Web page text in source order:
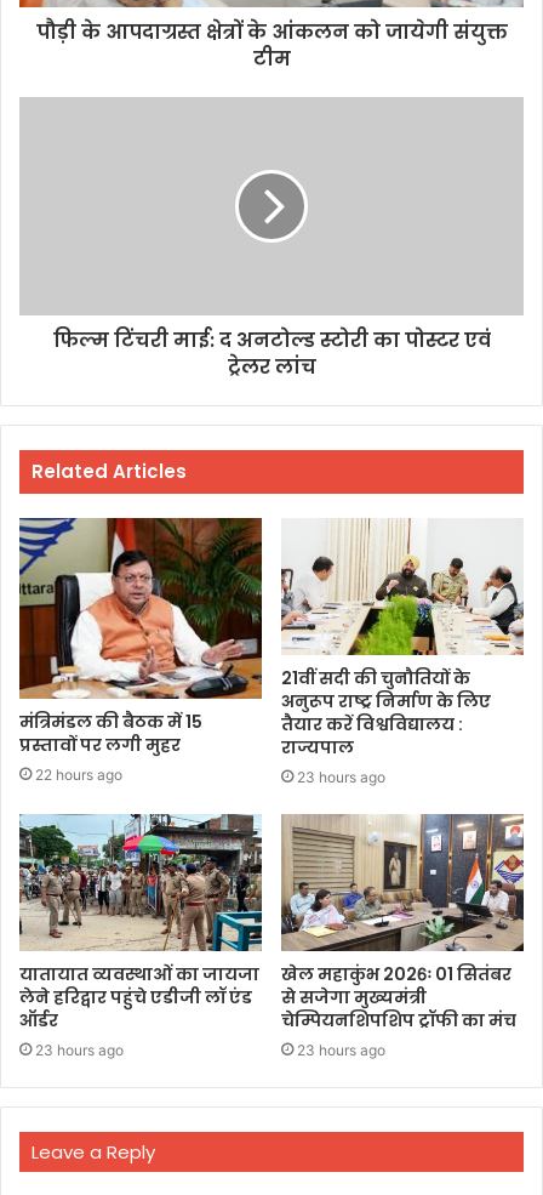
पौड़ी के आपदाग्रस्त क्षेत्रों के आंकलन को जायेगी संयुक्त
टीम
फिल्म टिंचरी माई: द अनटोल्ड स्टोरी का पोस्टर एवं
ट्रेलर लांच
Related Articles
मंत्रिमंडल की बैठक में 15
प्रस्तावों पर लगी मुहर
22 hours ago
21वीं सदी की चुनौतियों के
अनुरूप राष्ट्र निर्माण के लिए
तैयार करें विश्वविद्यालय :
राज्यपाल
23 hours ago
यातायात व्यवस्थाओं का जायजा
लेने हरिद्वार पहुंचे एडीजी लॉ एंड
ऑर्डर
23 hours ago
खेल महाकुंभ 2026ः 01 सितंबर
से सजेगा मुख्यमंत्री
चेम्पियनशिपशिप ट्रॉफी का मंच
23 hours ago
Leave a Reply